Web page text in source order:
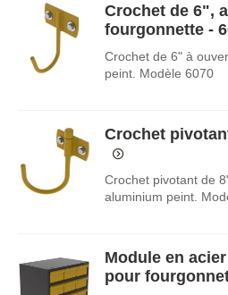
Crochet de 6",
fourgonnette -
Crochet de 6" à
peint. Modèle 6070
Crochet
Crochet pivotant de
aluminium peint.
Module en
pour